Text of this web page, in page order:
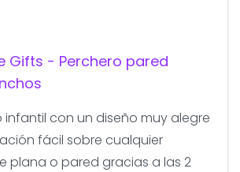
Gifts - Perchero pared
infantil con un diseño muy alegre
fácil sobre cualquier
plana o pared gracias a las 2